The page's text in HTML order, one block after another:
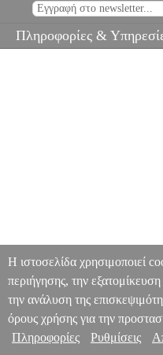
Πληροφορίες &
Η ιστοσελίδα χρησιμοποιεί
περιήγησης, την
την ανάλυση της
όρους χρήσης για την
Πληροφορίες
Ρυθμίσεις